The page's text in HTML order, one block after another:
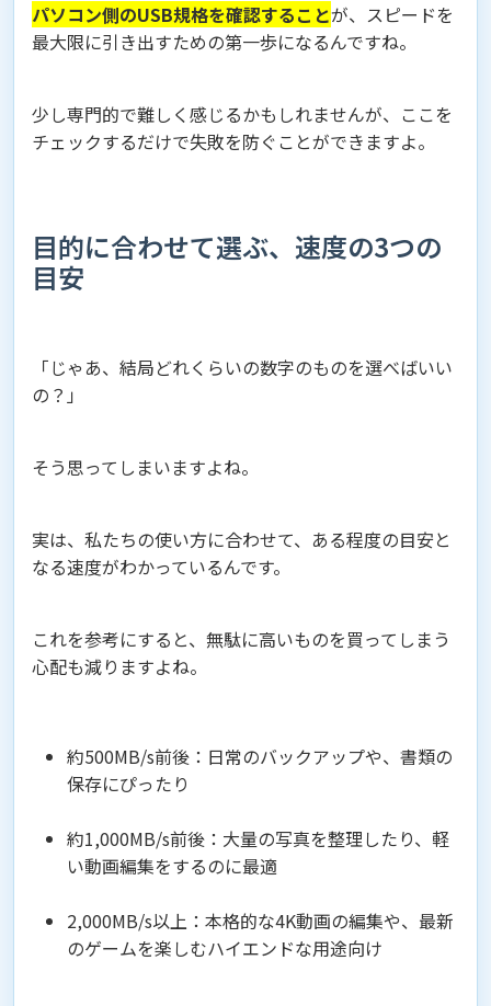
パソコン側のUSB規格を確認することが、スピードを
最大限に引き出すための第一歩になるんですね。
少し専門的で難しく感じるかもしれませんが、ここを
チェックするだけで失敗を防ぐことができますよ。
目的に合わせて選ぶ、速度の3つの
目安
「じゃあ、結局どれくらいの数字のものを選べばいい
の？」
そう思ってしまいますよね。
実は、私たちの使い方に合わせて、ある程度の目安と
なる速度がわかっているんです。
これを参考にすると、無駄に高いものを買ってしまう
心配も減りますよね。
約500MB/s前後：日常のバックアップや、書類の
保存にぴったり
約1,000MB/s前後：大量の写真を整理したり、軽
い動画編集をするのに最適
2,000MB/s以上：本格的な4K動画の編集や、最新
のゲームを楽しむハイエンドな用途向け